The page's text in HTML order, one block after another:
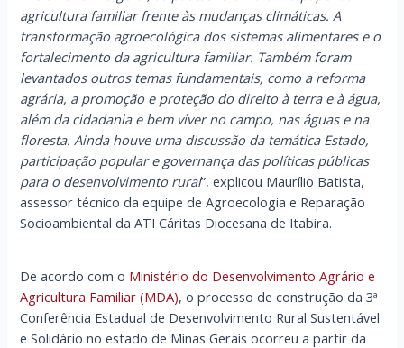
agricultura familiar frente às mudanças climáticas. A
transformação agroecológica dos sistemas alimentares e o
fortalecimento da agricultura familiar. Também foram
levantados outros temas fundamentais, como a reforma
agrária, a promoção e proteção do direito à terra e à água,
além da cidadania e bem viver no campo, nas águas e na
floresta. Ainda houve uma discussão da temática Estado,
participação popular e governança das políticas públicas
para o desenvolvimento rural”, explicou Maurílio Batista,
assessor técnico da equipe de Agroecologia e Reparação
Socioambiental da ATI Cáritas Diocesana de Itabira.
De acordo com o Ministério do Desenvolvimento Agrário e
Agricultura Familiar (MDA), o processo de construção da 3ª
Conferência Estadual de Desenvolvimento Rural Sustentável
e Solidário no estado de Minas Gerais ocorreu a partir da